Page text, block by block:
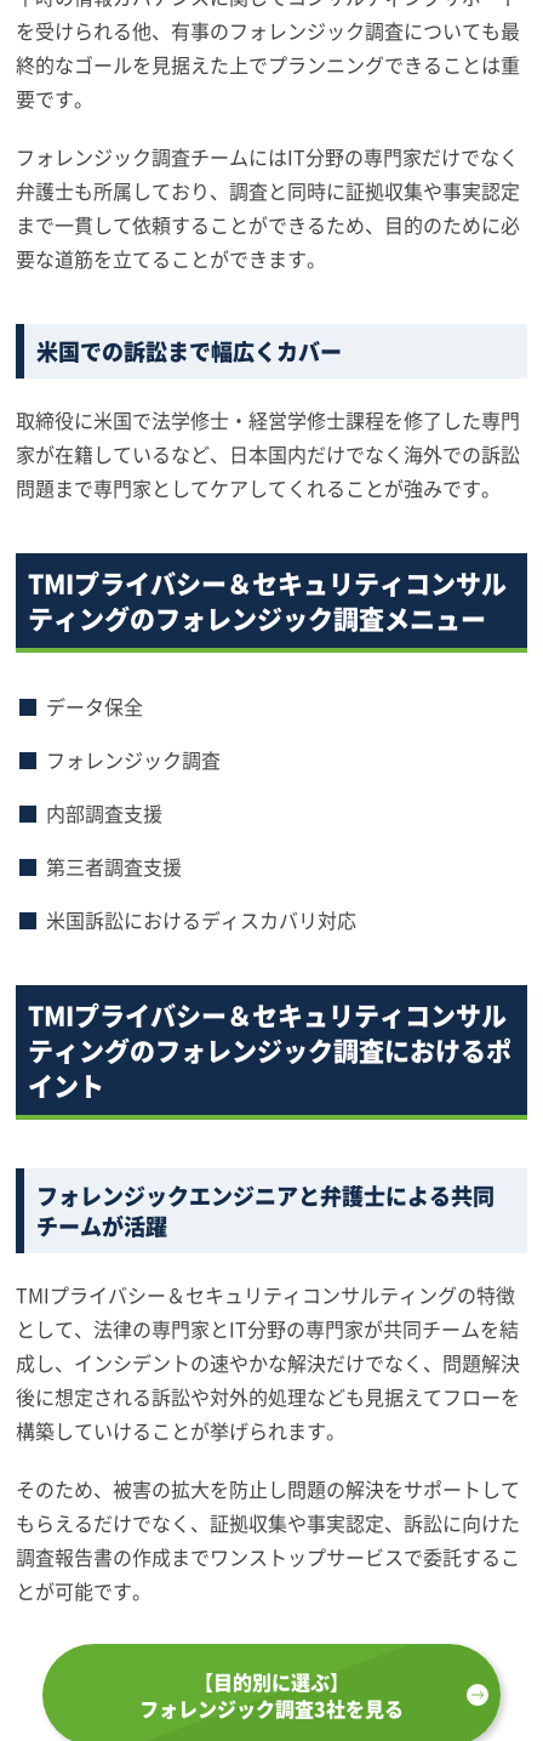
を受けられる他、有事のフォレンジック調査についても最
終的なゴールを見据えた上でプランニングできることは重
要です。
フォレンジック調査チームにはIT分野の専門家だけでなく
弁護士も所属しており、調査と同時に証拠収集や事実認定
まで一貫して依頼することができるため、目的のために必
要な道筋を立てることができます。
米国での訴訟まで幅広くカバー
取締役に米国で法学修士・経営学修士課程を修了した専門
家が在籍しているなど、日本国内だけでなく海外での訴訟
問題まで専門家としてケアしてくれることが強みです。
TMIプライバシー＆セキュリティコンサル
ティングのフォレンジック調査メニュー
データ保全
フォレンジック調査
内部調査支援
第三者調査支援
米国訴訟におけるディスカバリ対応
TMIプライバシー＆セキュリティコンサル
ティングのフォレンジック調査におけるポ
イント
フォレンジックエンジニアと弁護士による共同
チームが活躍
TMIプライバシー＆セキュリティコンサルティングの特徴
として、法律の専門家とIT分野の専門家が共同チームを結
成し、インシデントの速やかな解決だけでなく、問題解決
後に想定される訴訟や対外的処理なども見据えてフローを
構築していけることが挙げられます。
そのため、被害の拡大を防止し問題の解決をサポートして
もらえるだけでなく、証拠収集や事実認定、訴訟に向けた
調査報告書の作成までワンストップサービスで委託するこ
とが可能です。
【目的別に選ぶ】
フォレンジック調査3社を見る